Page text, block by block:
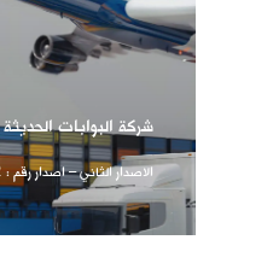
شركة البوابات الحديثة
الاصدار الثاني – اصدار رقم : 202400102